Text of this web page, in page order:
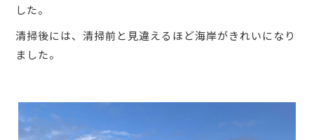
した。
清掃後には、清掃前と見違えるほど海岸がきれいになり
ました。